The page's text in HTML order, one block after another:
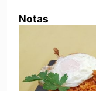
Notas